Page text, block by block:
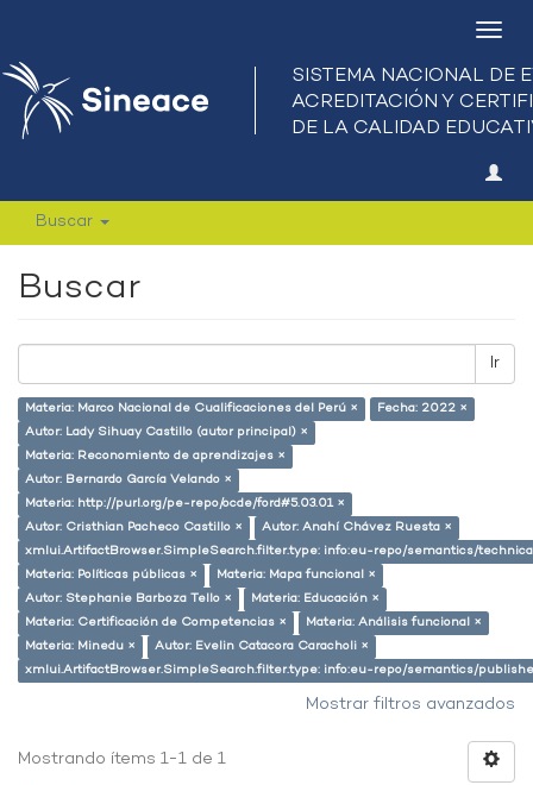
Buscar
Buscar
Ir
Materia: Marco Nacional de Cualificaciones del Perú ×
Fecha: 2022 ×
Autor: Lady Sihuay Castillo (autor principal) ×
Materia: Reconomiento de aprendizajes ×
Autor: Bernardo García Velando ×
Materia: http://purl.org/pe-repo/ocde/ford#5.03.01 ×
Autor: Cristhian Pacheco Castillo ×
Autor: Anahí Chávez Ruesta ×
xmlui.ArtifactBrowser.SimpleSearch.filter.type: info:eu-repo/semantics/
Materia: Políticas públicas ×
Materia: Mapa funcional ×
Autor: Stephanie Barboza Tello ×
Materia: Educación ×
Materia: Certificación de Competencias ×
Materia: Análisis funcional ×
Materia: Minedu ×
Autor: Evelin Catacora Caracholi ×
xmlui.ArtifactBrowser.SimpleSearch.filter.type: info:eu-repo/semantics/
Mostrar filtros avanzados
Mostrando ítems 1-1 de 1